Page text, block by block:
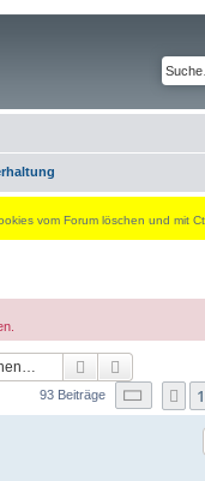
vom Forum löschen und mit
Suche
93 Beiträge Seite 1